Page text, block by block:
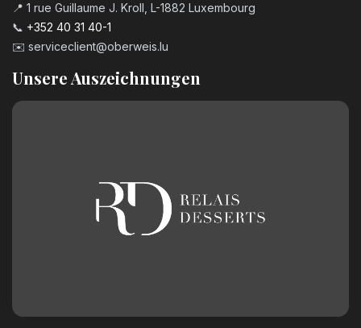
Kerzenzahl n°9
3,20€
Geburtstagszahl aus Schokolade
Nummer 1
2,50€
📍 1 rue Guillaume J. Kroll, L-1882 Luxembourg
📞 +352 40 31 40-1
✉️ serviceclient@oberweis.lu
Unsere Auszeichnungen